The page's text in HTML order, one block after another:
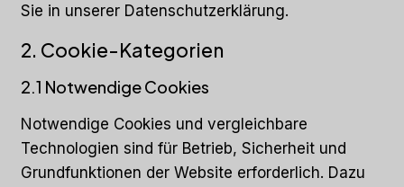
Sie in unserer Datenschutzerklärung.
2. Cookie-Kategorien
2.1 Notwendige Cookies
Notwendige Cookies und vergleichbare
Technologien sind für Betrieb, Sicherheit und
Grundfunktionen der Website erforderlich. Dazu